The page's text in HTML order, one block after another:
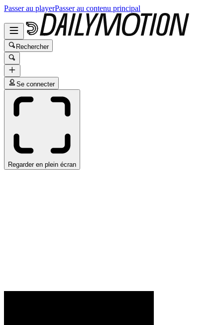
Passer au playerPasser au contenu principal
Rechercher
Se connecter
Regarder en plein écran